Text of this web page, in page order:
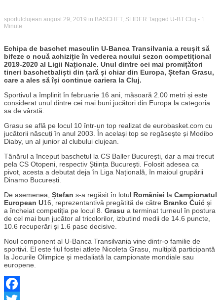
sportulclujean august 29, 2019 in BASCHET, SLIDER Tagged U-BT Cluj - 1
Minute
Echipa de baschet masculin U-Banca Transilvania a reușit să
bifeze o nouă achiziție în vederea noului sezon competițional
2019-2020 al Ligii Naționale. Unul dintre cei mai promițători
tineri baschetbaliști din țară și chiar din Europa, Ștefan Grasu,
care a ales să își continue cariera la Cluj.
Sportivul a împlinit în februarie 16 ani, măsoară 2.00 metri și este
considerat unul dintre cei mai buni jucători din Europa la categoria
sa de vârstă.
Grasu se află pe locul 10 într-un top realizat de eurobasket.com cu
jucătorii născuți în anul 2003. În același top se regăsește și Modibo
Diaby, un al junior al clubului clujean.
Tânărul a început baschetul la CS Baller București, dar a mai trecut
pela CS Otopeni, respectiv Știința București. Folosit adesea ca
pivot, acesta a debutat deja în Liga Națională, în maioul grupării
Dinamo București.
De asemenea, Ștefan s-a regăsit în lotul României la Campionatul
European U16, reprezentantivă pregătită de către Branko Ćuić și
a încheiat competiția pe locul 8. Grasu a terminat turneul în postura
de cel mai bun jucător al tricolorilor, izbutind medii de 14.6 puncte,
10.6 recuperări și 1.6 pase decisive.
Noul component al U-Banca Transilvania vine dintr-o familie de
sportivi. El este fiul fostei atlete Nicoleta Grasu, multiplă participantă
la Jocurile Olimpice și medaliată la campionate mondiale sau
europene.